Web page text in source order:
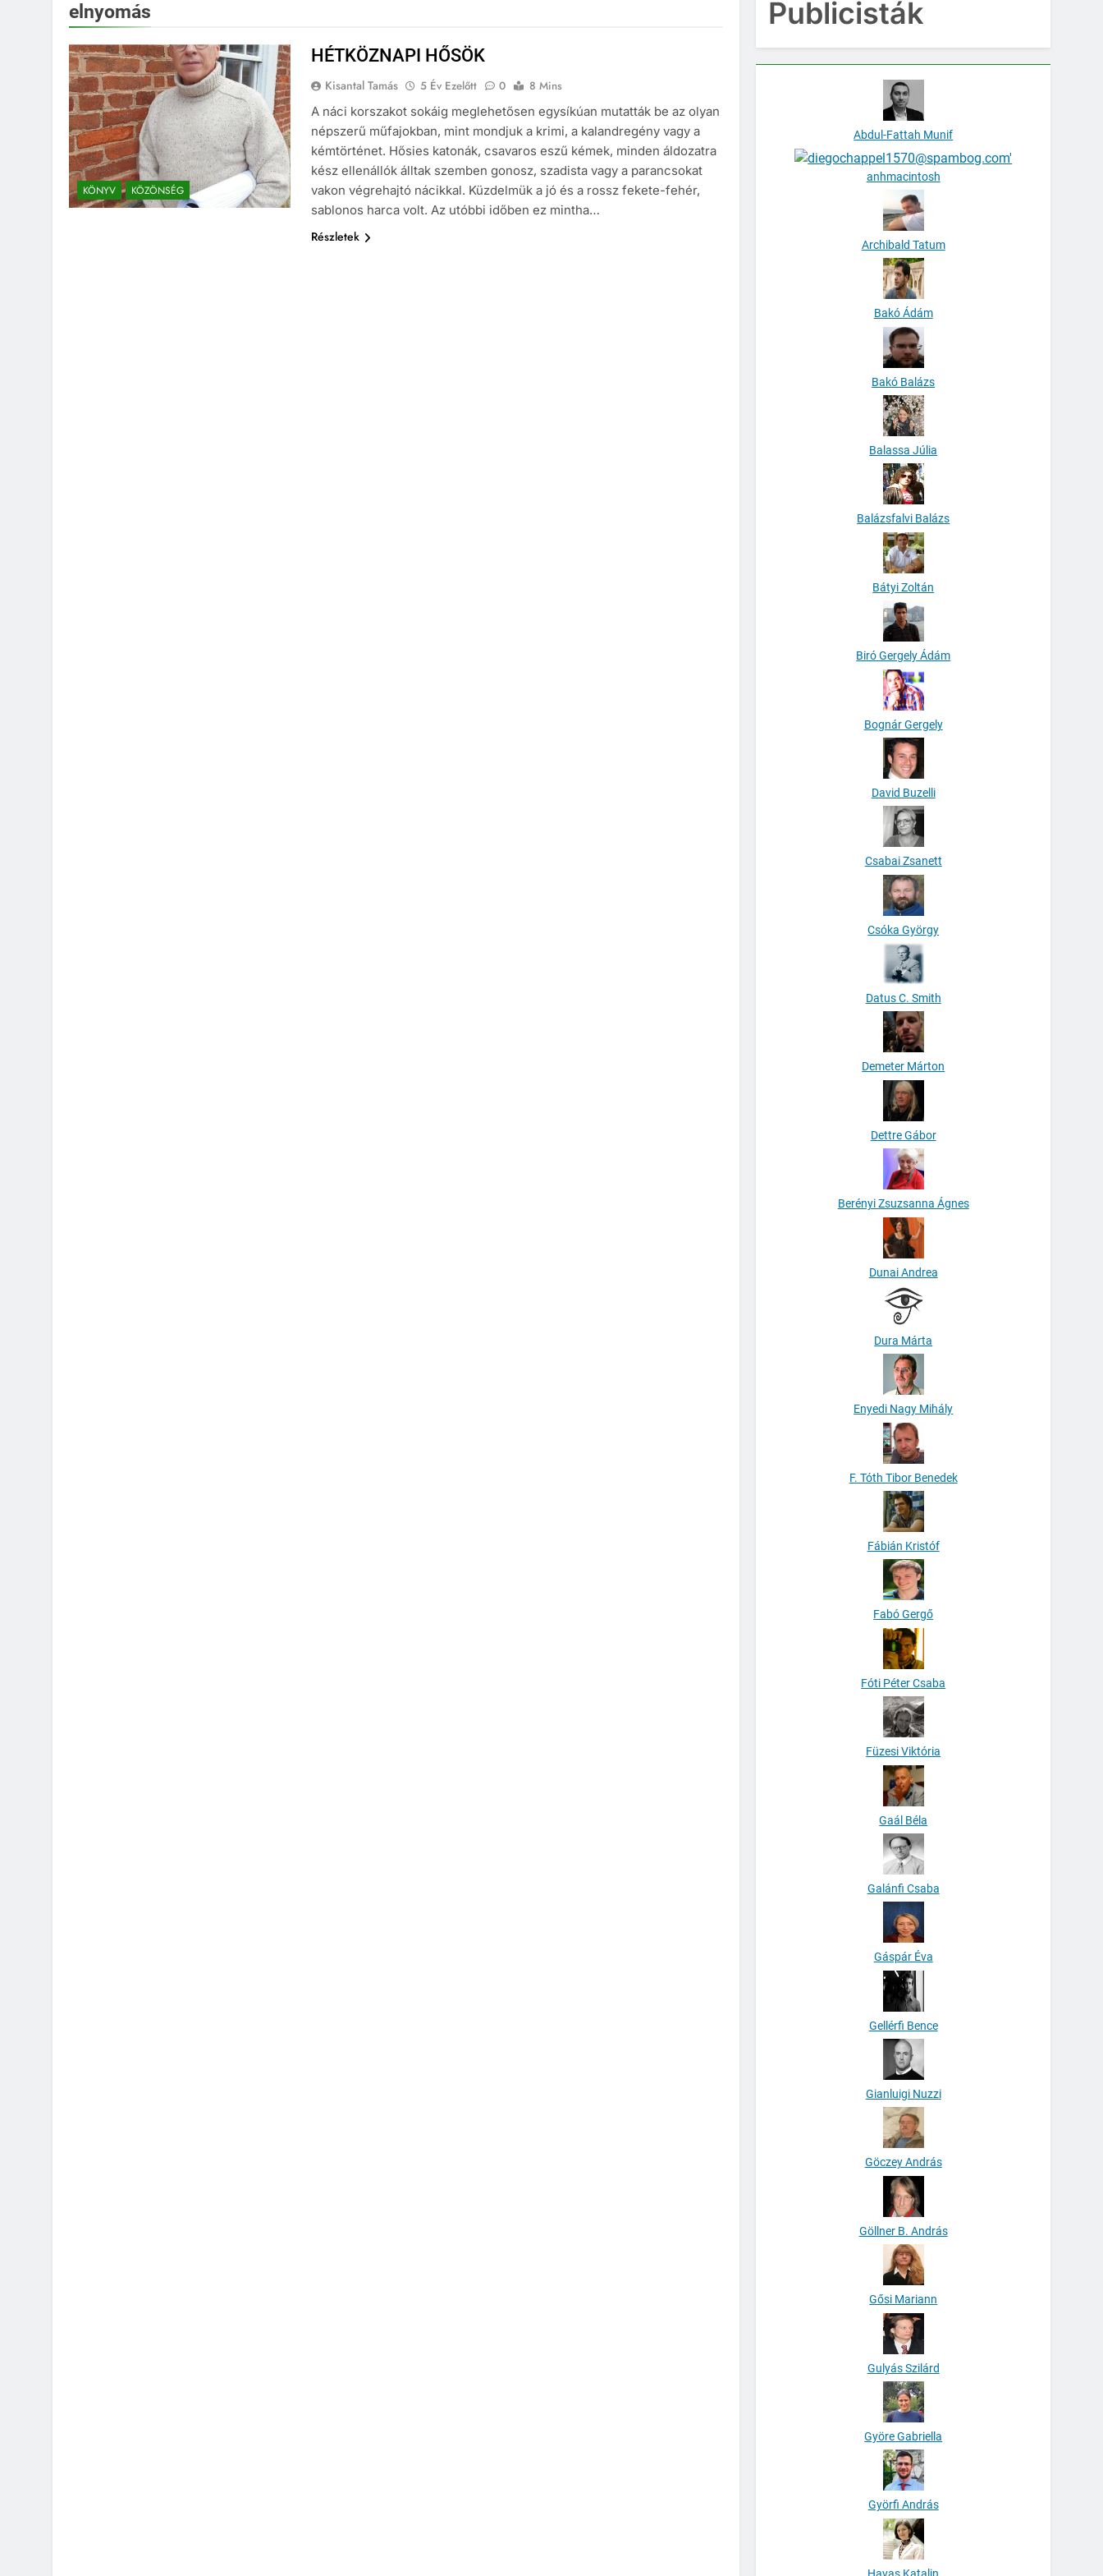
elnyomás
KÖNYV KÖZÖNSÉG
HÉTKÖZNAPI HŐSÖK
Kisantal Tamás 5 Év Ezelőtt 0
8 Mins
A náci korszakot sokáig meglehetősen egysíkúan mutatták be az olyan
népszerű műfajokban, mint mondjuk a krimi, a kalandregény vagy a
kémtörténet. Hősies katonák, csavaros eszű kémek, minden áldozatra
kész ellenállók álltak szemben gonosz, szadista vagy a parancsokat
vakon végrehajtó nácikkal. Küzdelmük a jó és a rossz fekete-fehér,
sablonos harca volt. Az utóbbi időben ez mintha…
Részletek
Publicisták
Abdul-Fattah Munif
anhmacintosh
Archibald Tatum
Bakó Ádám
Bakó Balázs
Balassa Júlia
Balázsfalvi Balázs
Bátyi Zoltán
Biró Gergely Ádám
Bognár Gergely
David Buzelli
Csabai Zsanett
Csóka György
Datus C. Smith
Demeter Márton
Dettre Gábor
Berényi Zsuzsanna Ágnes
Dunai Andrea
Dura Márta
Enyedi Nagy Mihály
F. Tóth Tibor Benedek
Fábián Kristóf
Fabó Gergő
Fóti Péter Csaba
Füzesi Viktória
Gaál Béla
Galánfi Csaba
Gáspár Éva
Gellérfi Bence
Gianluigi Nuzzi
Göczey András
Göllner B. András
Gősi Mariann
Gulyás Szilárd
Györe Gabriella
Györfi András